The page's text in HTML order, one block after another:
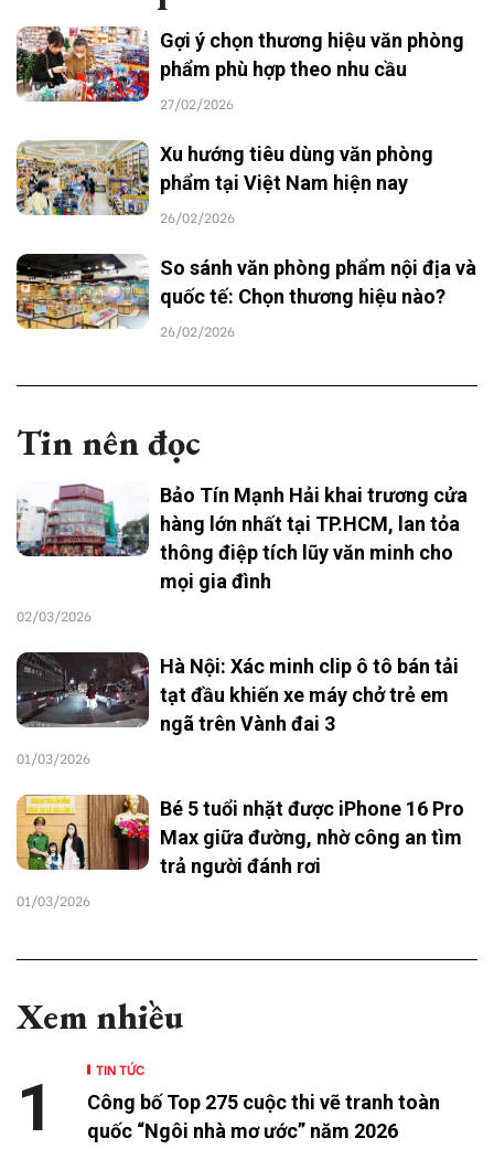
Gợi ý chọn thương hiệu văn phòng
phẩm phù hợp theo nhu cầu
27/02/2026
Xu hướng tiêu dùng văn phòng
phẩm tại Việt Nam hiện nay
26/02/2026
So sánh văn phòng phẩm nội địa và
quốc tế: Chọn thương hiệu nào?
26/02/2026
Tin nên đọc
Bảo Tín Mạnh Hải khai trương cửa
hàng lớn nhất tại TP.HCM, lan tỏa
thông điệp tích lũy văn minh cho
mọi gia đình
02/03/2026
Hà Nội: Xác minh clip ô tô bán tải
tạt đầu khiến xe máy chở trẻ em
ngã trên Vành đai 3
01/03/2026
Bé 5 tuổi nhặt được iPhone 16 Pro
Max giữa đường, nhờ công an tìm
trả người đánh rơi
01/03/2026
Xem nhiều
TIN TỨC
Công bố Top 275 cuộc thi vẽ tranh toàn
quốc “Ngôi nhà mơ ước” năm 2026
1